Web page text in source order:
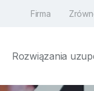
Firma
Rozwiązania